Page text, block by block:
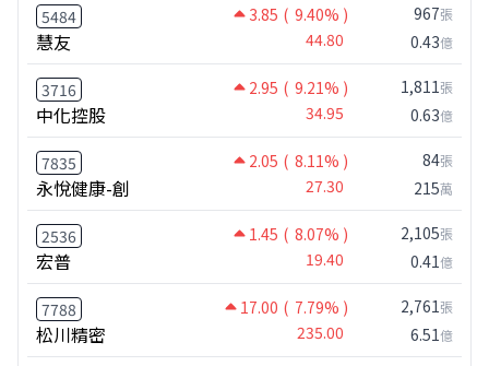
5484 3.85 ( 9.40% )
慧友 44.80
967張
0.43億
3716 2.95 ( 9.21% )
中化控股 34.95
1,811張
0.63億
7835 2.05 ( 8.11% )
永悅健康-創 27.30
84張
215萬
2536 1.45 ( 8.07% )
宏普 19.40
2,105張
0.41億
7788 17.00 ( 7.79% )
松川精密 235.00
2,761張
6.51億